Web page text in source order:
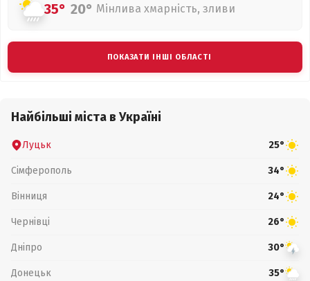
35° 20° Мінлива хмарність, зливи
ПОКАЗАТИ ІНШІ ОБЛАСТІ
Найбільші міста в Україні
Луцьк 25°
Сімферополь 34°
Вінниця 24°
Чернівці 26°
Дніпро 30°
Донецьк 35°